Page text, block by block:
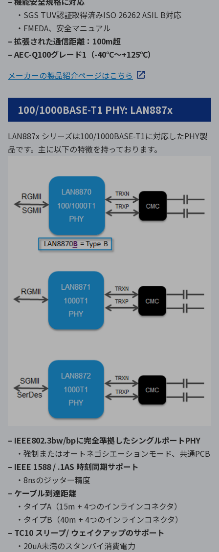
・SGS TUV認証取得済みISO 26262 ASIL B対応
・FMEDA、安全マニュアル
– 拡張された通信距離：100m超
– AEC-Q100グレード1（-40℃～+125℃）
メーカーの製品紹介ページはこちら
100/1000BASE-T1 PHY: LAN887x
LAN887x シリーズは100/1000BASE-T1に対応したPHY製
品です。主に以下の特徴を持っております。
– IEEE802.3bw/bpに完全準拠したシングルポートPHY
・強制またはオートネゴシエーションモード、共通PCB
– IEEE 1588 / .1AS 時刻同期サポート
・8nsのジッター精度
– ケーブル到達距離
・タイプA（15m + 4つのインラインコネクタ）
・タイプB（40m + 4つのインラインコネクタ）
– TC10 スリープ/ ウェイクアップのサポート
・20uA未満のスタンバイ消費電力